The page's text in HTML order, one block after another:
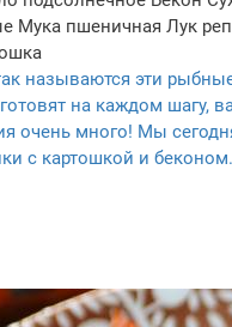
Мука пшеничная Лук
называются эти
на каждом шагу,
очень много! Мы
с картошкой и беконом.